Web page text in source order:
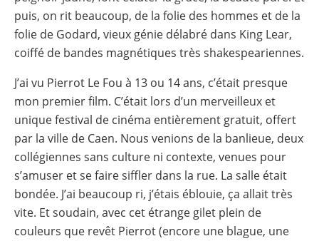
puis, on rit beaucoup, de la folie des hommes et de la
folie de Godard, vieux génie délabré dans King Lear,
coiffé de bandes magnétiques très shakespeariennes.
J’ai vu Pierrot Le Fou à 13 ou 14 ans, c’était presque
mon premier film. C’était lors d’un merveilleux et
unique festival de cinéma entièrement gratuit, offert
par la ville de Caen. Nous venions de la banlieue, deux
collégiennes sans culture ni contexte, venues pour
s’amuser et se faire siffler dans la rue. La salle était
bondée. J’ai beaucoup ri, j’étais éblouie, ça allait très
vite. Et soudain, avec cet étrange gilet plein de
couleurs que revêt Pierrot (encore une blague, une